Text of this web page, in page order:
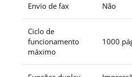
Envio de fax Não
Ciclo de
funcionamento
máximo
1000